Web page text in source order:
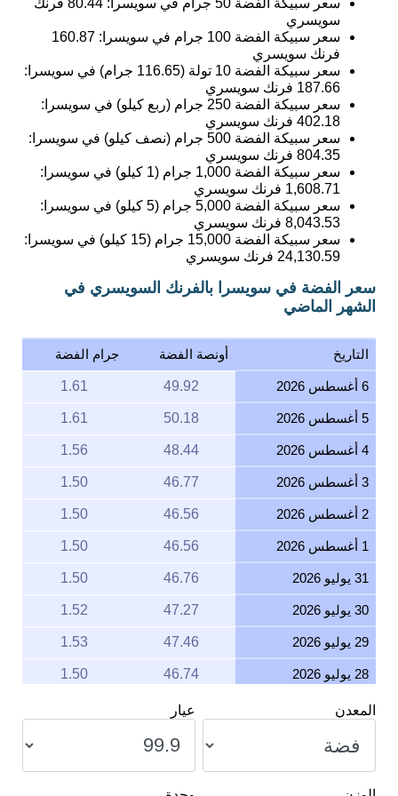
سويسري
سعر سبيكة الفضة 100 جرام في سويسرا:
160.87
فرنك سويسري
سعر سبيكة الفضة 10 تولة (116.65 جرام) في سويسرا:
187.66 فرنك سويسري
سعر سبيكة الفضة 250 جرام (ربع كيلو) في سويسرا:
402.18 فرنك سويسري
سعر سبيكة الفضة 500 جرام (نصف كيلو) في سويسرا:
804.35 فرنك سويسري
سعر سبيكة الفضة 1,000 جرام (1 كيلو) في سويسرا:
1,608.71 فرنك سويسري
سعر سبيكة الفضة 5,000 جرام (5 كيلو) في سويسرا:
8,043.53 فرنك سويسري
سعر سبيكة الفضة 15,000 جرام (15 كيلو) في سويسرا:
24,130.59 فرنك سويسري
سعر الفضة في سويسرا بالفرنك السويسري في
الشهر الماضي
التاريخ أونصة الفضة جرام الفضة
6 أغسطس 2026 49.92
1.61
5 أغسطس 2026 50.18
1.61
4 أغسطس 2026 48.44
1.56
3 أغسطس 2026 46.77
1.50
2 أغسطس 2026 46.56
1.50
1 أغسطس 2026 46.56
1.50
31 يوليو 2026 46.76
1.50
30 يوليو 2026 47.27
1.52
29 يوليو 2026 47.46
1.53
28 يوليو 2026 46.74
1.50
27 يوليو 2026 47.92
26 يوليو 2026 47.61
25 يوليو 2026 47.61
1.53
المعدن عيار